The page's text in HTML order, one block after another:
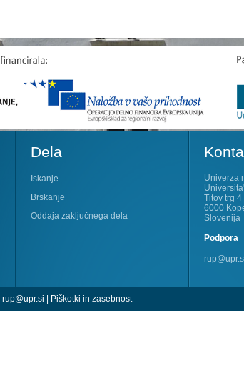
Dela
Iskanje
Brskanje
Oddaja zaključnega dela
Univerza
Titov trg 4
6000
Slovenija
Podpora
rup@upr.si | Piškotki in zasebnost